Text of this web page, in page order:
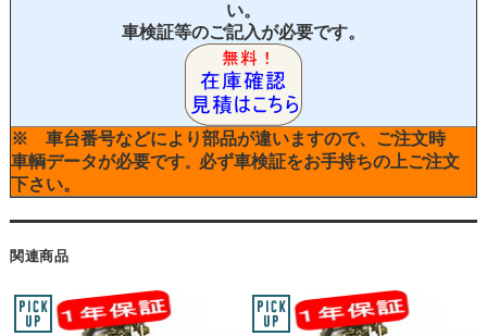
い。
車検証等のご記入が必要です。
※ 車台番号などにより部品が違いますので、ご注文時
車輌データが必要です。 必ず車検証をお手持ちの上ご注文
下さい。
関連商品